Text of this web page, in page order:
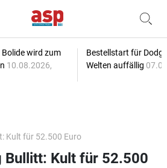
wird zum
10.08.2026,
Bestellstart für
Welten auffällig
Kult für 52.500 Euro
Bullitt: Kult für 52.500